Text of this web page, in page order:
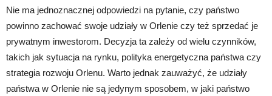
Nie ma jednoznacznej odpowiedzi na pytanie, czy państwo
powinno zachować swoje udziały w Orlenie czy też sprzedać je
prywatnym inwestorom. Decyzja ta zależy od wielu czynników,
takich jak sytuacja na rynku, polityka energetyczna państwa czy
strategia rozwoju Orlenu. Warto jednak zauważyć, że udziały
państwa w Orlenie nie są jedynym sposobem, w jaki państwo